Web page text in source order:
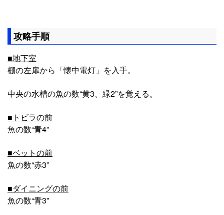
攻略手順
■地下室
棚の左扉から「懐中電灯」を入手。
中央の水槽の魚の数“黄3、緑2”を覚える。
■トビラの前
魚の数“青4”
■ベットの前
魚の数“赤3”
■ダイニングの前
魚の数“青3”